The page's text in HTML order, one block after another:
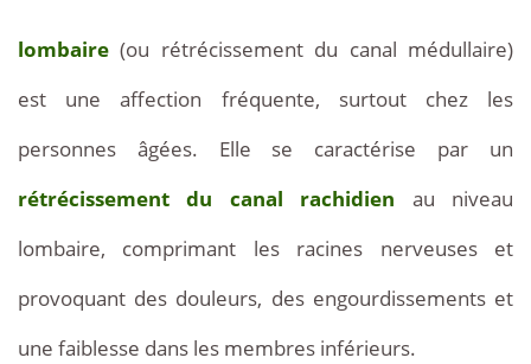
lombaire (ou rétrécissement du canal médullaire)
est une affection fréquente, surtout chez les
personnes âgées. Elle se caractérise par un
rétrécissement du canal rachidien au niveau
lombaire, comprimant les racines nerveuses et
provoquant des douleurs, des engourdissements et
une faiblesse dans les membres inférieurs.